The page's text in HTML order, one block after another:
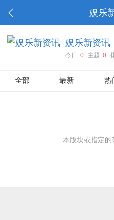
娱乐
娱乐新资讯
今日: 0 主题: 0
全部 最新 热
本版块或指定